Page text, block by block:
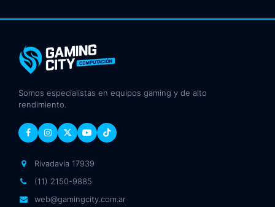
Somos especialistas en equipos gaming y de alto
rendimiento.
Rivadavia 17939
(11) 2150-9885
web@gamingcity.com.ar